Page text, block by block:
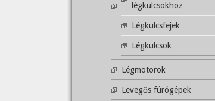
légkulcsokhoz
Légkulcsfejek
Légkulcsok
Légmotorok
Levegős fúrógépek